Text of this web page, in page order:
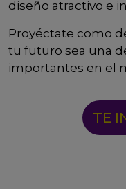
diseño atractivo e
Proyéctate como
tu futuro sea una
importantes en el
TE